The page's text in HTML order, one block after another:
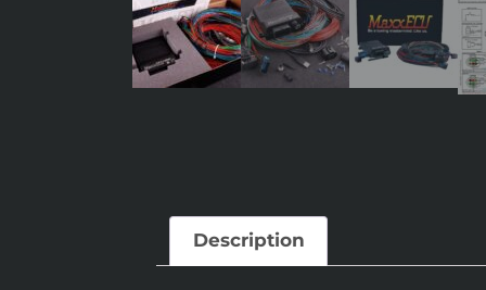
Description